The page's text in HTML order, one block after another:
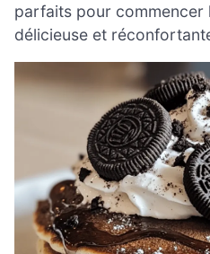
parfaits pour commencer
délicieuse et